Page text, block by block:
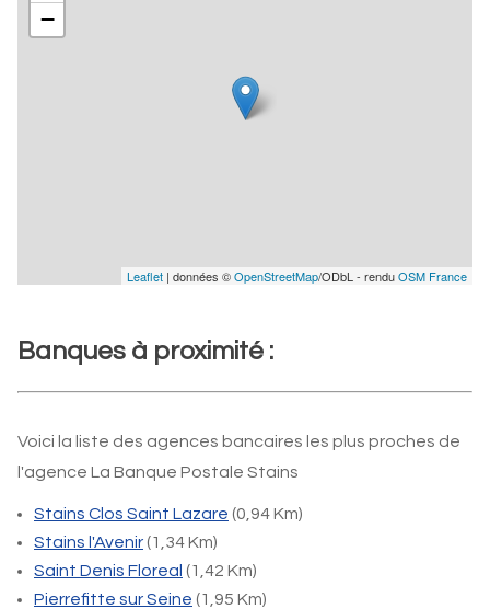
−
Leaflet | données ©OpenStreetMap/ODbL - renduOSM France
Banques à proximité :
Voici la liste des agences bancaires les plus proches de
l'agence La Banque Postale Stains
Stains Clos Saint Lazare (0,94 Km)
Stains l'Avenir(1,34 Km)
Saint Denis Floreal (1,42 Km)
Pierrefitte sur Seine (1,95 Km)